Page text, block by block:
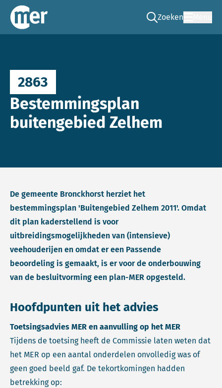
Commissie mer
Zoeken
Ga naar de zoek
2863
Bestemmingsplan
buitengebied Zelhem
De gemeente Bronckhorst herziet het
bestemmingsplan 'Buitengebied Zelhem 2011'. Omdat
dit plan kaderstellend is voor
uitbreidingsmogelijkheden van (intensieve)
veehouderijen en omdat er een Passende
beoordeling is gemaakt, is er voor de onderbouwing
van de besluitvorming een plan-MER opgesteld.
Hoofdpunten uit het advies
Toetsingsadvies MER en aanvulling op het MER
Tijdens de toetsing heeft de Commissie laten weten dat
het MER op een aantal onderdelen onvolledig was of
geen goed beeld gaf. De tekortkomingen hadden
betrekking op: